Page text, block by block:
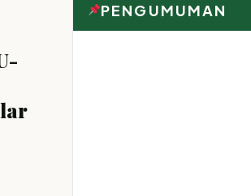
PENGUMUMAN